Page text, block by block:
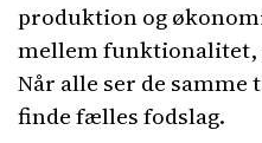
produktion og
mellem funktionalitet,
Når alle ser de
finde fælles fodslag.